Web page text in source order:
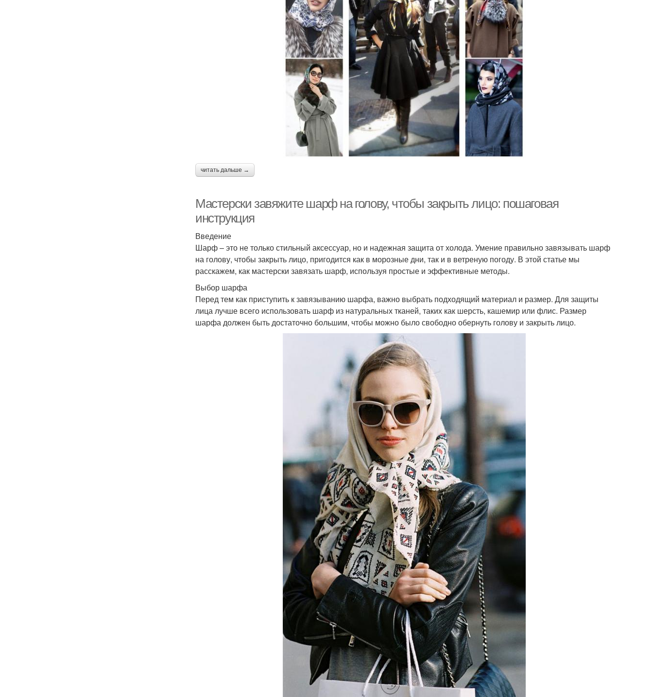
читать дальше →
Мастерски завяжите шарф на голову, чтобы закрыть лицо: пошаговая
инструкция
Введение
Шарф – это не только стильный аксессуар, но и надежная защита от холода. Умение правильно завязывать шарф
на голову, чтобы закрыть лицо, пригодится как в морозные дни, так и в ветреную погоду. В этой статье мы
расскажем, как мастерски завязать шарф, используя простые и эффективные методы.
Выбор шарфа
Перед тем как приступить к завязыванию шарфа, важно выбрать подходящий материал и размер. Для защиты
лица лучше всего использовать шарф из натуральных тканей, таких как шерсть, кашемир или флис. Размер
шарфа должен быть достаточно большим, чтобы можно было свободно обернуть голову и закрыть лицо.